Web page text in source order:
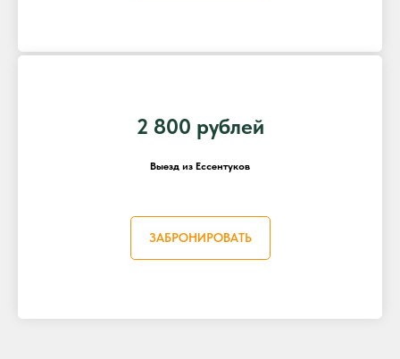
2 800 рублей
Выезд из Ессентуков
ЗАБРОНИРОВАТЬ